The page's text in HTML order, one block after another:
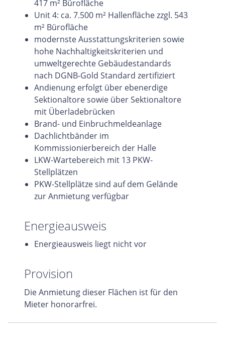
417 m² Bürofläche
Unit 4: ca. 7.500 m² Hallenfläche zzgl. 543
m² Bürofläche
modernste Ausstattungskriterien sowie
hohe Nachhaltigkeitskriterien und
umweltgerechte Gebäudestandards
nach DGNB-Gold Standard zertifiziert
Andienung erfolgt über ebenerdige
Sektionaltore sowie über Sektionaltore
mit Überladebrücken
Brand- und Einbruchmeldeanlage
Dachlichtbänder im
Kommissionierbereich der Halle
LKW-Wartebereich mit 13 PKW-
Stellplätzen
PKW-Stellplätze sind auf dem Gelände
zur Anmietung verfügbar
Energieausweis
Energieausweis liegt nicht vor
Provision
Die Anmietung dieser Flächen ist für den
Mieter honorarfrei.